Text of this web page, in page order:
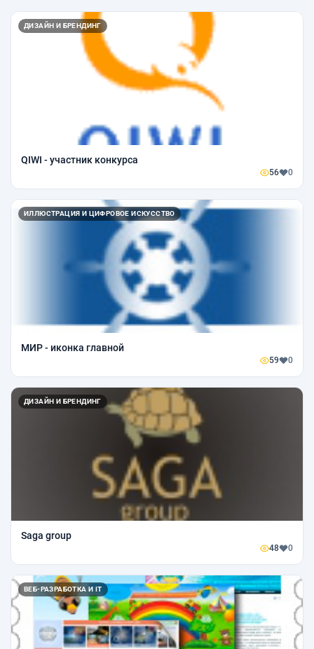
ДИЗАЙН И БРЕНДИНГ
QIWI - участник конкурса
56 0
ИЛЛЮСТРАЦИЯ И ЦИФРОВОЕ ИСКУССТВО
МИР - иконка главной
59 0
ДИЗАЙН И БРЕНДИНГ
Saga group
48 0
ВЕБ-РАЗРАБОТКА И IT